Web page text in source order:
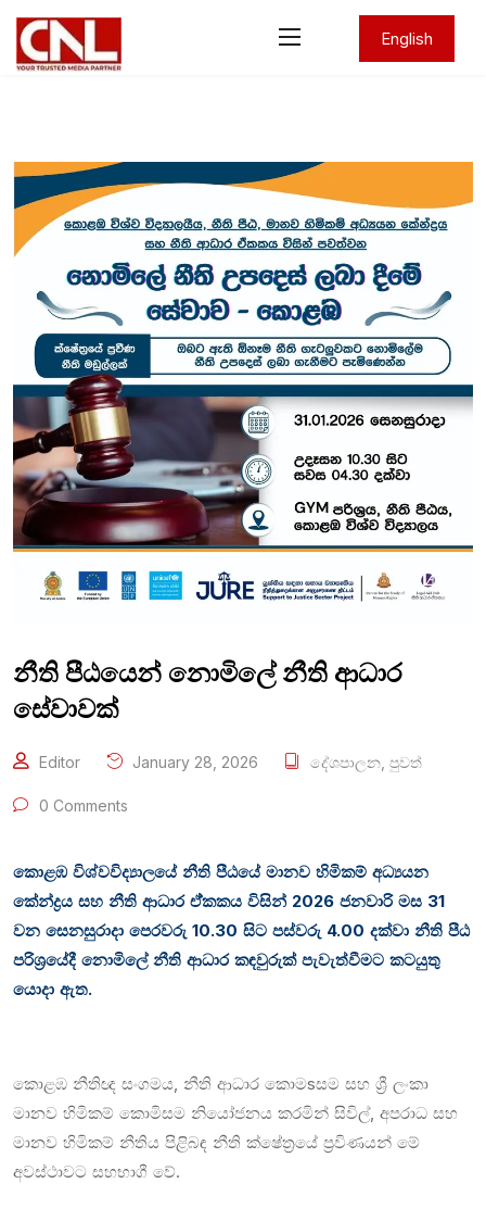
English
නීති පීඨයෙන් නොමිලේ නීති ආධාර
සේවාවක්
Editor January 28, 2026 දේශපාලන පුවත්
0 Comments
කොළඹ විශ්වවිද්‍යාලයේ නීති පීඨයේ මානව හිමිකම් අධ්‍යයන
කේන්ද්‍රය සහ නීති ආධාර ඒ්කකය විසින් 2026 ජනවාරි මස 31
වන සෙනසුරාදා පෙරවරු 10.30 සිට පස්වරු 4.00 දක්වා නීති පීඨ
පරිශ්‍රයේදී නොමිලේ නීති ආධාර කඳවුරුක් පැවැත්වීමට කටයුතු
යොදා ඇත.
කොළඹ නීතිඥ සංගමය, නීති ආධාර කොමsසම සහ ශ්‍රී ලංකා
මානව හිමිකම් කොමිසම නියෝජනය කරමින් සිවිල්, අපරාධ සහ
මානව හිමිකම් නීතිය පිළිබඳ නීති ක්ෂේත්‍රයේ ප්‍රවිණයන් මේ
අවස්ථාවට සහභාගී වේ.